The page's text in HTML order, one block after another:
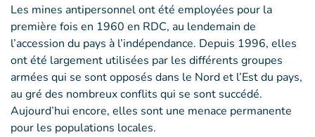
Les mines antipersonnel ont été employées pour la
première fois en 1960 en RDC, au lendemain de
l’accession du pays à l’indépendance. Depuis 1996, elles
ont été largement utilisées par les différents groupes
armées qui se sont opposés dans le Nord et l’Est du pays,
au gré des nombreux conflits qui se sont succédé.
Aujourd’hui encore, elles sont une menace permanente
pour les populations locales.